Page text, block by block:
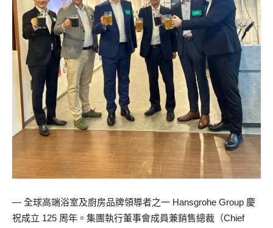
— 全球高端浴室及廚房品牌領導者之一 Hansgrohe Group 慶
祝成立 125 周年。集團執行董事會成員兼銷售總裁（Chief